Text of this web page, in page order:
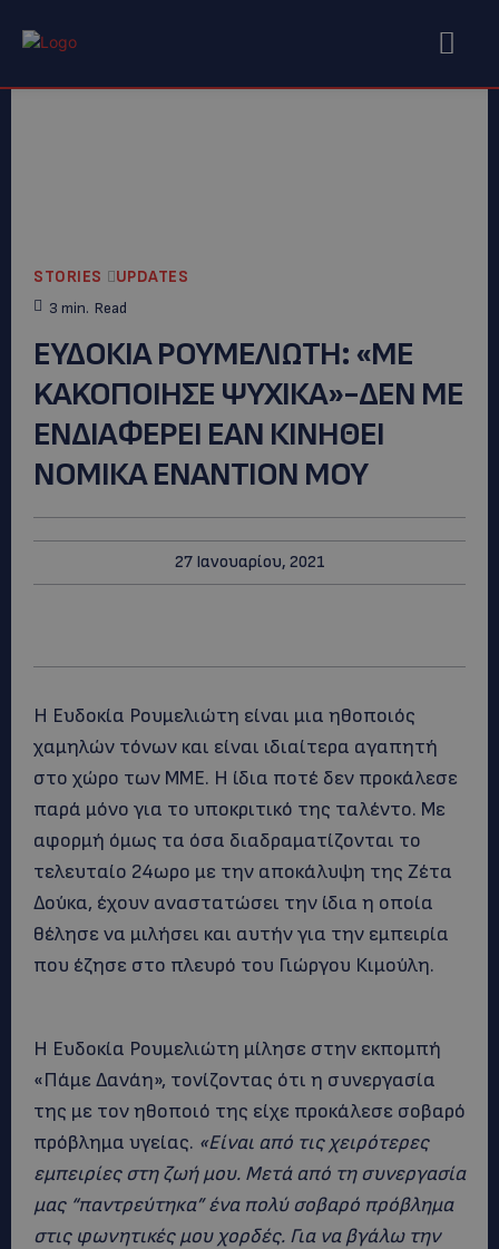
STORIES UPDATES
3 min. Read
ΕΥΔΟΚΙΑ ΡΟΥΜΕΛΙΩΤΗ: «ME
KAKOΠΟΙΗΣΕ ΨΥΧΙΚΑ»-ΔΕΝ ΜΕ
ΕΝΔΙΑΦΕΡΕΙ ΕΑΝ ΚΙΝΗΘEI
ΝΟΜΙΚΑ ΕΝΑΝΤΙΟΝ ΜΟΥ
27 Ιανουαρίου, 2021
Η Ευδοκία Ρουμελιώτη είναι μια ηθοποιός
χαμηλών τόνων και είναι ιδιαίτερα αγαπητή
στο χώρο των ΜΜΕ. Η ίδια ποτέ δεν προκάλεσε
παρά μόνο για το υποκριτικό της ταλέντο. Με
αφορμή όμως τα όσα διαδραματίζονται το
τελευταίο 24ωρο με την αποκάλυψη της Ζέτα
Δούκα, έχουν αναστατώσει την ίδια η οποία
θέλησε να μιλήσει και αυτήν για την εμπειρία
που έζησε στο πλευρό του Γιώργου Κιμούλη.
Η Ευδοκία Ρουμελιώτη μίλησε στην εκπομπή
«Πάμε Δανάη», τονίζοντας ότι η συνεργασία
της με τον ηθοποιό της είχε προκάλεσε σοβαρό
πρόβλημα υγείας. «Είναι από τις χειρότερες
εμπειρίες στη ζωή μου. Μετά από τη συνεργασία
μας “παντρεύτηκα” ένα πολύ σοβαρό πρόβλημα
στις φωνητικές μου χορδές. Για να βγάλω την